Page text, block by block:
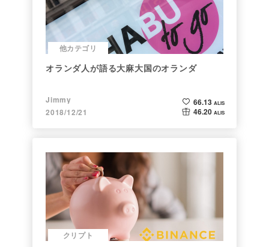
他カテゴリ
オランダ人が語る大麻大国のオランダ
Jimmy
2018/12/21
66.13 ALIS
46.20 ALIS
クリプト